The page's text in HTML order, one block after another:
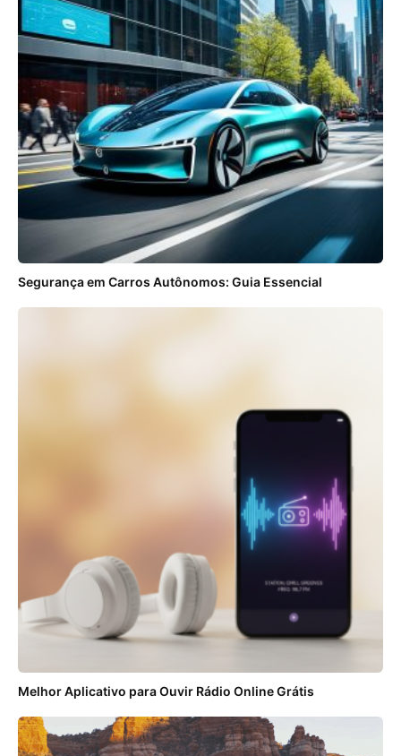
Segurança em Carros Autônomos: Guia Essencial
Melhor Aplicativo para Ouvir Rádio Online Grátis